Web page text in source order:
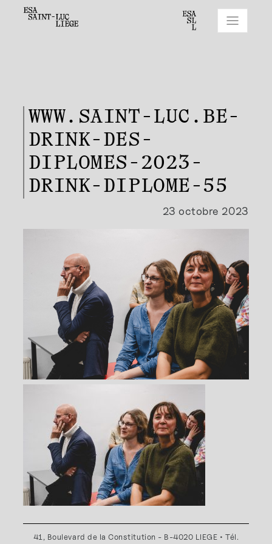
WWW.SAINT-LUC.BE-
DRINK-DES-
DIPLOMES-2023-
DRINK-DIPLOME-55
23 octobre 2023
41, Boulevard de la Constitution - B-4020 LIEGE • Tél.